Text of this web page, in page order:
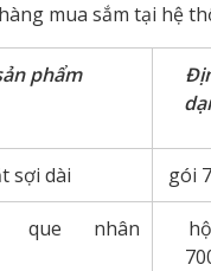
mua sắm tại hệ
phẩm
sợi dài gói
que nhân